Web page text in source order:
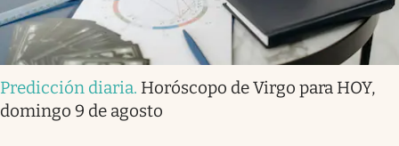
Predicción diaria. Horóscopo de Virgo para HOY,
domingo 9 de agosto